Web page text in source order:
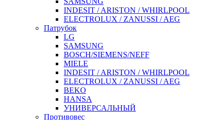
INDESIT / ARISTON / WHIRLPOOL
ELECTROLUX / ZANUSSI / AEG
Патрубок
LG
SAMSUNG
BOSCH/SIEMENS/NEFF
MIELE
INDESIT / ARISTON / WHIRLPOOL
ELECTROLUX / ZANUSSI / AEG
BEKO
HANSA
УНИВЕРСАЛЬНЫЙ
Противовес